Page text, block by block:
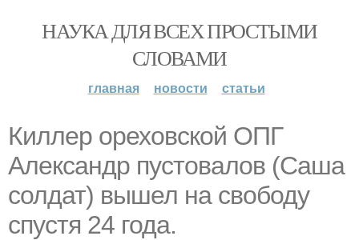
НАУКА ДЛЯ ВСЕХ ПРОСТЫМИ
СЛОВАМИ
главная новости статьи
Киллер ореховской ОПГ
Александр пустовалов (Саша
солдат) вышел на свободу
спустя 24 года.